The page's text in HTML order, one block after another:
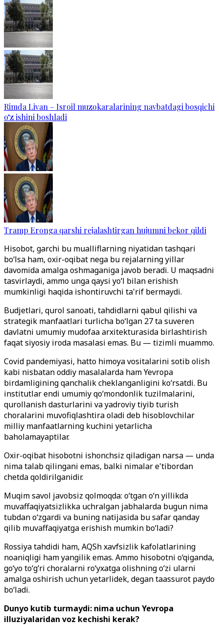
Rimda Livan – Isroil muzokaralarining navbatdagi bosqichi
o‘z ishini boshladi
Tramp Eronga qarshi rejalashtirgan hujumni bekor qildi
Hisobot, garchi bu mualliflarning niyatidan tashqari
bo‘lsa ham, oxir-oqibat nega bu rejalarning yillar
davomida amalga oshmaganiga javob beradi. U maqsadni
tasvirlaydi, ammo unga qaysi yo‘l bilan erishish
mumkinligi haqida ishontiruvchi ta'rif bermaydi.
Budjetlari, qurol sanoati, tahdidlarni qabul qilishi va
strategik manfaatlari turlicha bo‘lgan 27 ta suveren
davlatni umumiy mudofaa arxitekturasida birlashtirish
faqat siyosiy iroda masalasi emas. Bu — tizimli muammo.
Covid pandemiyasi, hatto himoya vositalarini sotib olish
kabi nisbatan oddiy masalalarda ham Yevropa
birdamligining qanchalik cheklanganligini ko‘rsatdi. Bu
institutlar endi umumiy qo‘mondonlik tuzilmalarini,
qurollanish dasturlarini va yadroviy tiyib turish
choralarini muvofiqlashtira oladi deb hisoblovchilar
milliy manfaatlarning kuchini yetarlicha
baholamayaptilar.
Oxir-oqibat hisobotni ishonchsiz qiladigan narsa — unda
nima talab qilingani emas, balki nimalar e'tibordan
chetda qoldirilganidir.
Muqim savol javobsiz qolmoqda: o‘tgan o‘n yillikda
muvaffaqiyatsizlikka uchralgan jabhalarda bugun nima
tubdan o‘zgardi va buning natijasida bu safar qanday
qilib muvaffaqiyatga erishish mumkin bo‘ladi?
Rossiya tahdidi ham, AQSh xavfsizlik kafolatlarining
noaniqligi ham yangilik emas. Ammo hisobotni o‘qiganda,
go‘yo to‘g‘ri choralarni ro‘yxatga olishning o‘zi ularni
amalga oshirish uchun yetarlidek, degan taassurot paydo
bo‘ladi.
Dunyo kutib turmaydi: nima uchun Yevropa
illuziyalaridan voz kechishi kerak?